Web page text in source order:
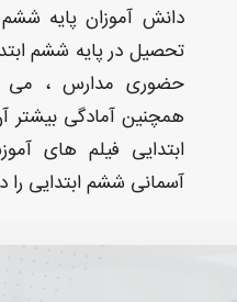
دانش آموزان پایه ششم
تحصیل درپایه ششم
حضوری مدارس ، می
همچنین آمادگی بیشتر
ابتدایی فیلم های
آسمانی ششم ابتدایی